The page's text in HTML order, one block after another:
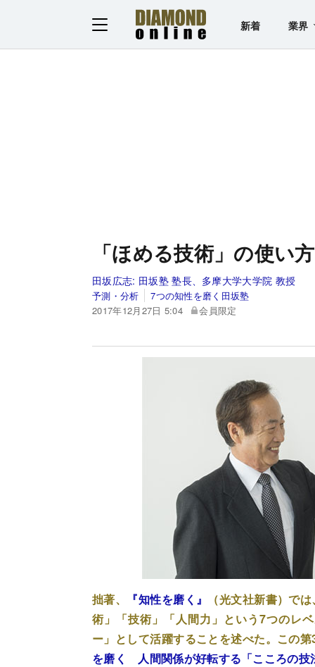
新着 業界
「ほめる技術」の使い
田坂広志: 田坂塾 塾長、多摩大学大学院 教授
予測・分析
7つの知性を磨く田坂塾
2017年12月27日 5:04
会員限定
拙著、 『知性を磨く』
（光文社新書）で
術」「技術」「人間力」という7つのレ
ー」として活躍することを述べた。この
を磨く 人間関係が好転する「こころの技